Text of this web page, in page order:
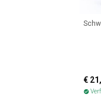
€
check_circle